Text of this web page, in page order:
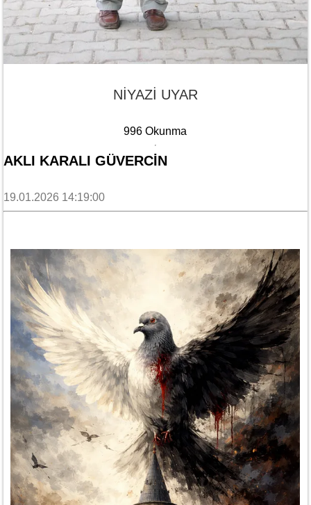
NİYAZİ UYAR
996 Okunma
AKLI KARALI GÜVERCİN
19.01.2026 14:19:00